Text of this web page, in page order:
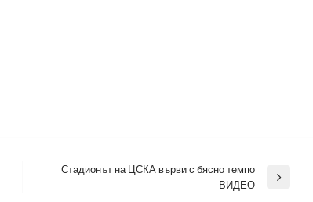
Стадионът на ЦСКА върви с бясно темпо
ВИДЕО